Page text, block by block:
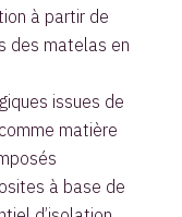
à partir de
des matelas en
issues de
matière
à base de